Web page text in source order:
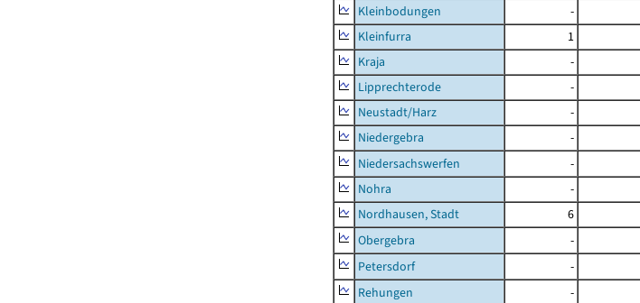
Kleinbodungen
-
Kleinfurra
1
Kraja
-
Lipprechterode
-
Neustadt/Harz
-
Niedergebra
-
Niedersachswerfen
-
Nohra
-
Nordhausen, Stadt
6
Obergebra
-
Petersdorf
-
Rehungen
-